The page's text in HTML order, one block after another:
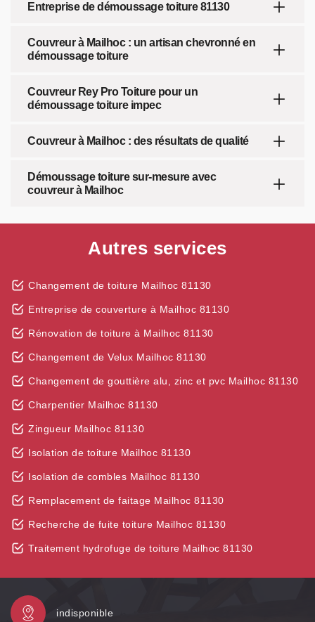
Entreprise de démoussage toiture 81130
Couvreur à Mailhoc : un artisan chevronné en
démoussage toiture
Couvreur Rey Pro Toiture pour un
démoussage toiture impec
Couvreur à Mailhoc : des résultats de qualité
Démoussage toiture sur-mesure avec
couvreur à Mailhoc
Autres services
Changement de toiture Mailhoc 81130
Entreprise de couverture à Mailhoc 81130
Rénovation de toiture à Mailhoc 81130
Changement de Velux Mailhoc 81130
Changement de gouttière alu, zinc et pvc Mailhoc 81130
Charpentier Mailhoc 81130
Zingueur Mailhoc 81130
Isolation de toiture Mailhoc 81130
Isolation de combles Mailhoc 81130
Remplacement de faitage Mailhoc 81130
Recherche de fuite toiture Mailhoc 81130
Traitement hydrofuge de toiture Mailhoc 81130
indisponible